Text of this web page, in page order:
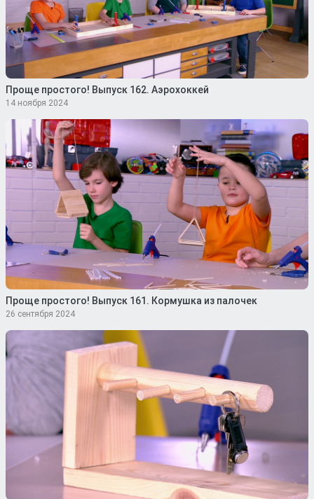
Проще простого! Выпуск 162. Аэрохоккей
14 ноября 2024
Проще простого! Выпуск 161. Кормушка из палочек
26 сентября 2024